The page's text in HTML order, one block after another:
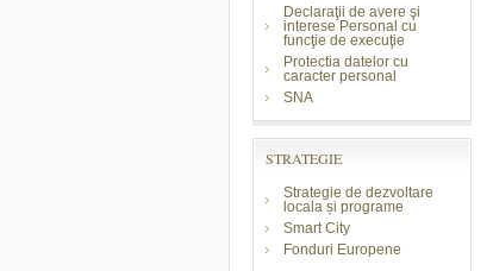
Declaraţii de avere şi
interese Personal cu
funcţie de execuţie
Protectia datelor cu
caracter personal
SNA
STRATEGIE
Strategie de dezvoltare
locala și programe
Smart City
Fonduri Europene